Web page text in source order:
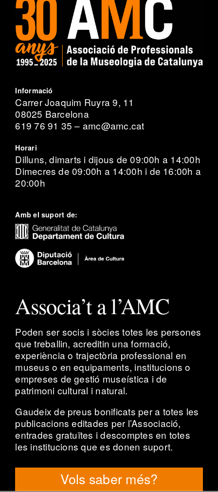
Informació
Carrer Joaquim Ruyra 9, 11
08025 Barcelona
619 76 91 35 – amc@amc.cat
Horari
Dilluns, dimarts i dijous de 09:00h a 14:00h
Dimecres de 09:00h a 14:00h i de 16:00h a
20:00h
Amb el suport de:
Associa’t a l’AMC
Poden ser socis i sòcies totes les persones
que treballin, acreditin una formació,
experiència o trajectòria professional en
museus o en equipaments, institucions o
empreses de gestió museística i de
patrimoni cultural i natural.
Gaudeix de preus bonificats per a totes les
publicacions editades per l’Associació,
entrades gratuïtes i descomptes en totes
les institucions que es donen suport.
Vols saber més?